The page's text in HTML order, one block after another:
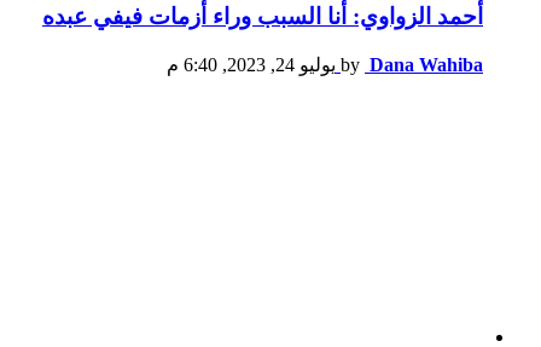
أحمد الزواوي: أنا السبب وراء أزمات فيفي عبده
by Dana Wahiba يوليو 24, 2023, 6:40 م